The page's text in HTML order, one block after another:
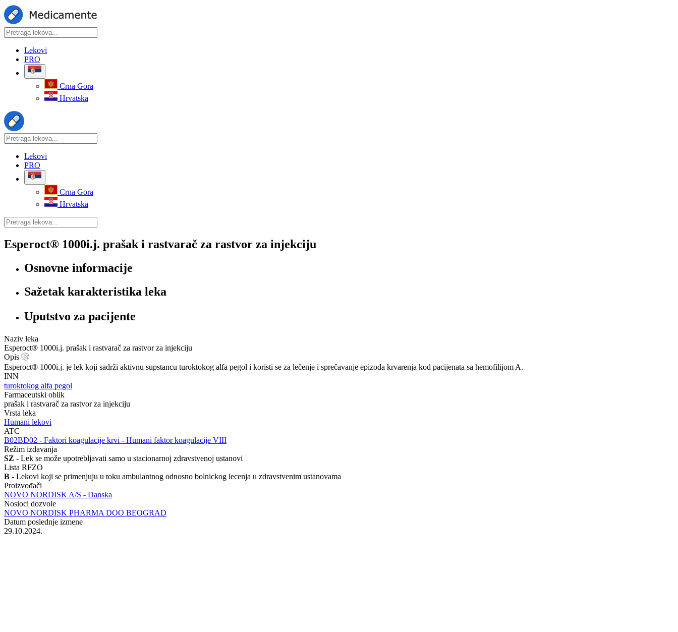
Lekovi
PRO
Crna Gora
Hrvatska
Lekovi
PRO
Crna Gora
Hrvatska
Esperoct® 1000i.j. prašak i rastvarač za rastvor za injekciju
Osnovne informacije
Sažetak karakteristika leka
Uputstvo za pacijente
Naziv leka
Esperoct® 1000i.j. prašak i rastvarač za rastvor za injekciju
Opis
Esperoct® 1000i.j. je lek koji sadrži aktivnu supstancu turoktokog alfa pegol i koristi se za lečenje i sprečavanje epizoda krvarenja kod pacijenata sa hemofilijom A.
INN
turoktokog alfa pegol
Farmaceutski oblik
prašak i rastvarač za rastvor za injekciju
Vrsta leka
Humani lekovi
ATC
‍B02BD02 - Faktori koagulacije krvi - Humani faktor koagulacije VIII
Režim izdavanja
SZ - Lek se može upotrebljavati samo u stacionarnoj zdravstvenoj ustanovi
Lista RFZO
B - Lekovi koji se primenjuju u toku ambulantnog odnosno bolnickog lecenja u zdravstvenim ustanovama
Proizvođači
NOVO NORDISK A/S - Danska
Nosioci dozvole
NOVO NORDISK PHARMA DOO BEOGRAD
Datum poslednje izmene
29.10.2024.